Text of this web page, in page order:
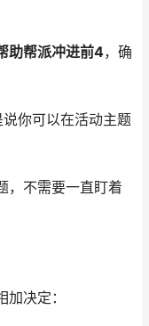
助帮派冲进前4，确
说你可以在活动主题
不需要一直盯着
决定：